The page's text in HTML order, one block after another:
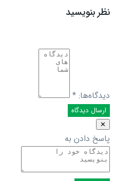
نظر بنویسید
دیدگاه‌ها: *
✕
پاسخ دادن به